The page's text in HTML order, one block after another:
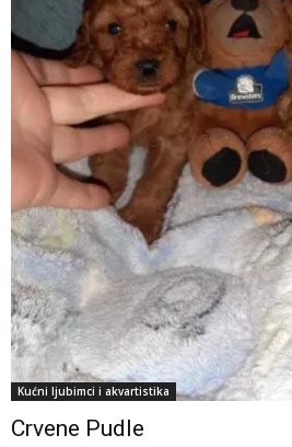
Kućni ljubimci i akvartistika
Crvene Pudle